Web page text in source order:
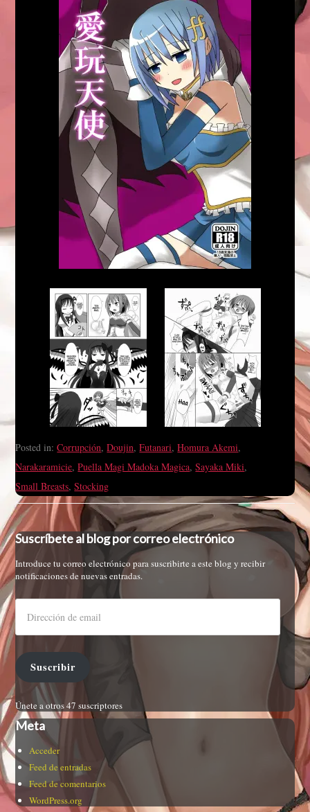
Posted in:Corrupción,Doujin,Futanari,Homura Akemi,
Narakaramicie,Puella Magi Madoka Magica,Sayaka Miki,
Small Breasts,Stocking
Suscríbete al blog por correo electrónico
Introduce tu correo electrónico para suscribirte a este blog y recibir
notificaciones de nuevas entradas.
Suscribir
Únete a otros 47 suscriptores
Meta
Acceder
Feed de entradas
Feed de comentarios
WordPress.org